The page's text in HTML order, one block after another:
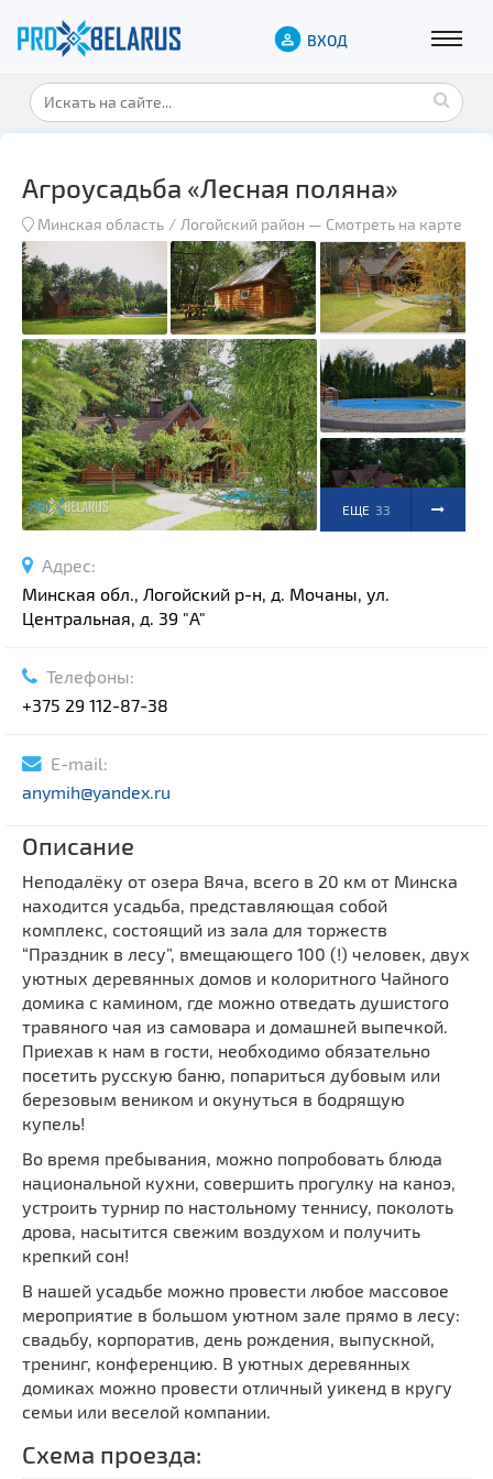
ВХОД
Агроусадьба «Лесная поляна»
Минская область Логойский район — Смотреть на карте
ЕЩЕ 33
Адрес:
Минская обл., Логойский р-н, д. Мочаны, ул.
Центральная, д. 39 "A"
Телефоны:
+375 29 112-87-38
E-mail:
anymih@yandex.ru
Описание
Неподалёку от озера Вяча, всего в 20 км от Минска
находится усадьба, представляющая собой
комплекс, состоящий из зала для торжеств
“Праздник в лесу”, вмещающего 100 (!) человек, двух
уютных деревянных домов и колоритного Чайного
домика с камином, где можно отведать душистого
травяного чая из самовара и домашней выпечкой.
Приехав к нам в гости, необходимо обязательно
посетить русскую баню, попариться дубовым или
березовым веником и окунуться в бодрящую
купель!
Во время пребывания, можно попробовать блюда
национальной кухни, совершить прогулку на каноэ,
устроить турнир по настольному теннису, поколоть
дрова, насытится свежим воздухом и получить
крепкий сон!
В нашей усадьбе можно провести любое массовое
мероприятие в большом уютном зале прямо в лесу:
свадьбу, корпоратив, день рождения, выпускной,
тренинг, конференцию. В уютных деревянных
домиках можно провести отличный уикенд в кругу
семьи или веселой компании.
Схема проезда: